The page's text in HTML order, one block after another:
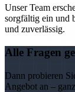
Unser Team
sorgfältig ein und
und zuverlässig.
Alle Fragen
Dann probieren
Angebot an –